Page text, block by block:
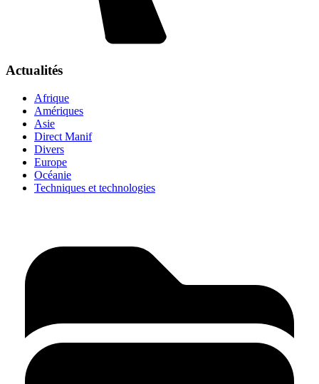
Actualités
Afrique
Amériques
Asie
Direct Manif
Divers
Europe
Océanie
Techniques et technologies